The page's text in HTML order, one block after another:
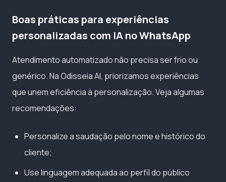
Boas práticas para experiências
personalizadas com IA no WhatsApp
Atendimento automatizado não precisa ser frio ou
genérico. Na Odisseia AI, priorizamos experiências
que unem eficiência à personalização. Veja algumas
recomendações:
Personalize a saudação pelo nome e histórico do
cliente;
Use linguagem adequada ao perfil do público